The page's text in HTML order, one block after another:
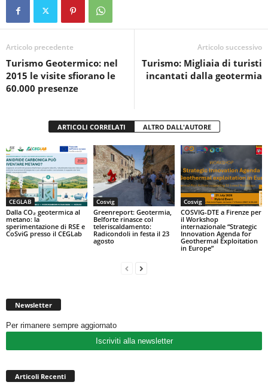
b
o
o
k
s
A
p
vi
Articolo precedente
Turismo Geotermico: nel
2015 le visite sfiorano le
60.000 presenze
Articolo successivo
Turismo: Migliaia di turisti
incantati dalla geotermia
ARTICOLI CORRELATI ALTRO DALL'AUTORE
CEGLAB
Dalla CO₂ geotermica al
metano: la
sperimentazione di RSE e
CoSviG presso il CEGLab
Cosvig
Greenreport: Geotermia,
Belforte rinasce col
teleriscaldamento:
Radicondoli in festa il 23
agosto
Cosvig
COSVIG-DTE a Firenze per
il Workshop
internazionale “Strategic
Innovation Agenda for
Geothermal Exploitation
in Europe”
Newsletter
Per rimanere sempre aggiornato
Iscriviti alla newsletter
Articoli Recenti